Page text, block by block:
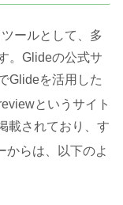
ールとして、多
。Glideの公式サ
Glideを活用した
というサイト
載されており、す
からは、以下のよ